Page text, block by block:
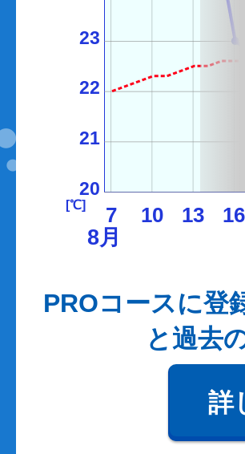
7 10 13 16
20
21
22
23
[℃]
8月
PROコースに登
と過去
詳